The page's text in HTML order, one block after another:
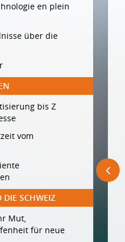
en plein
über die
bis Z
vom
SCHWEIZ
Mut,
für neue